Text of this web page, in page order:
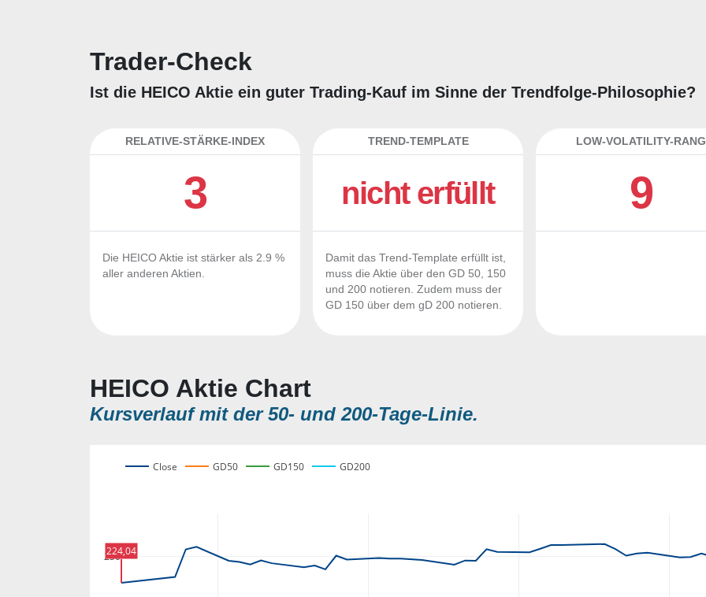
Trader-Check
Ist die HEICO Aktie ein guter Trading-Kauf im Sinne der Trendfolge-Philosophie?
RELATIVE-STÄRKE-INDEX
3
Die HEICO Aktie ist stärker als 2.9 %
aller anderen Aktien.
TREND-TEMPLATE
nicht erfüllt
Damit das Trend-Template erfüllt ist,
muss die Aktie über den GD 50, 150
und 200 notieren. Zudem muss der
GD 150 über dem gD 200 notieren.
LOW-VOLATILITY-RANG
9
HEICO Aktie Chart
Kursverlauf mit der 50- und 200-Tage-Linie.
250
Close GD50 GD150 GD200
224,04